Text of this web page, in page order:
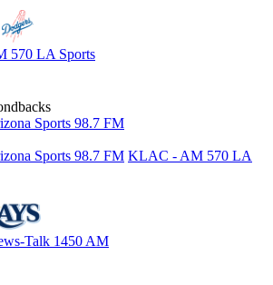
570 LA Sports
Sports 98.7 FM
Sports 98.7 FM KLAC - AM 570 LA
Talk 1450 AM